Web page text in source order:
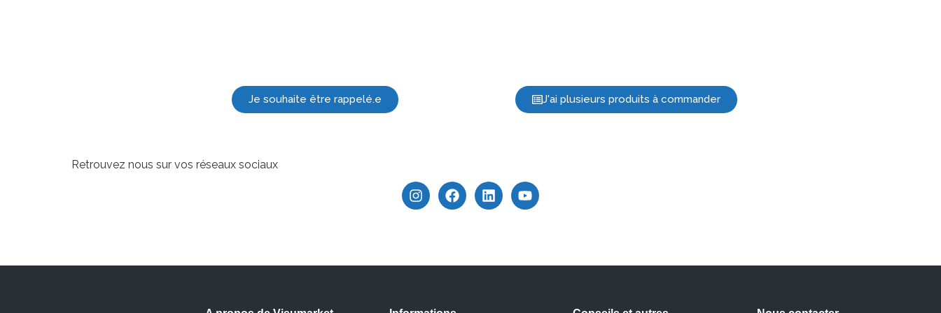
Je souhaite être rappelé.e J'ai plusieurs produits à commander
Retrouvez nous sur vos réseaux sociaux